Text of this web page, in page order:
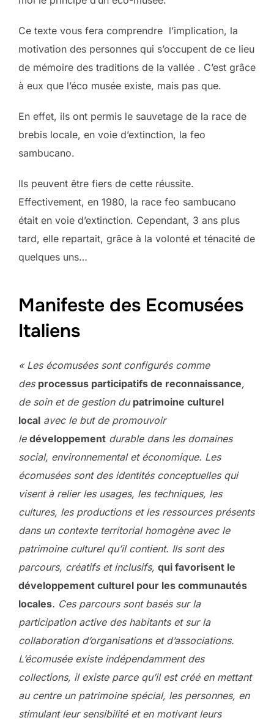
Ce texte vous fera comprendre l’implication, la
motivation des personnes qui s’occupent de ce lieu
de mémoire des traditions de la vallée . C’est grâce
à eux que l’éco musée existe, mais pas que.
En effet, ils ont permis le sauvetage de la race de
brebis locale, en voie d’extinction, la feo
sambucano.
Ils peuvent être fiers de cette réussite.
Effectivement, en 1980, la race feo sambucano
était en voie d’extinction. Cependant, 3 ans plus
tard, elle repartait, grâce à la volonté et ténacité de
quelques uns…
Manifeste des Ecomusées
Italiens
« Les écomusées sont configurés comme
des processus participatifs de reconnaissance,
de soin et de gestion du patrimoine culturel
local avec le but de promouvoir
le développement durable dans les domaines
social, environnemental et économique. Les
écomusées sont des identités conceptuelles qui
visent à relier les usages, les techniques, les
cultures, les productions et les ressources présents
dans un contexte territorial homogène avec le
patrimoine culturel qu’il contient. Ils sont des
parcours, créatifs et inclusifs, qui favorisent le
développement culturel pour les communautés
locales. Ces parcours sont basés sur la
participation active des habitants et sur la
collaboration d’organisations et d’associations.
L’écomusée existe indépendamment des
collections, il existe parce qu’il est créé en mettant
au centre un patrimoine spécial, les personnes, en
stimulant leur sensibilité et en motivant leurs